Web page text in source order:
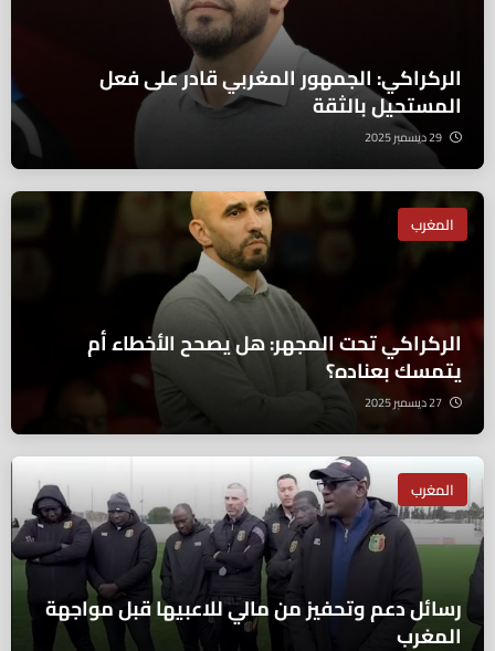
الركراكي: الجمهور المغربي قادر على فعل
المستحيل بالثقة
المغرب
الركراكي تحت المجهر: هل يصحح الأخطاء أم
يتمسك بعناده؟
المغرب
رسائل دعم وتحفيز من مالي للاعبيها قبل مواجهة
المغرب